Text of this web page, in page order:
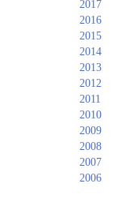
2017
2016
2015
2014
2013
2012
2011
2010
2009
2008
2007
2006